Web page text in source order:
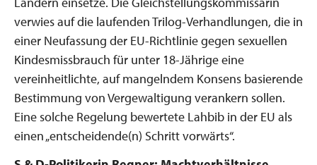
verwies auf die laufenden Trilog-Verhandlungen, die in
einer Neufassung der EU-Richtlinie gegen sexuellen
Kindesmissbrauch für unter 18-Jährige eine
vereinheitlichte, auf mangelndem Konsens basierende
Bestimmung von Vergewaltigung verankern sollen.
Eine solche Regelung bewertete Lahbib in der EU als
einen „entscheidende(n) Schritt vorwärts“.